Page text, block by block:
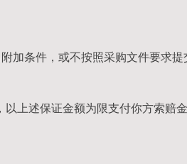
加条件，或不按照采购文件要求提
上述保证金额为限支付你方索赔金